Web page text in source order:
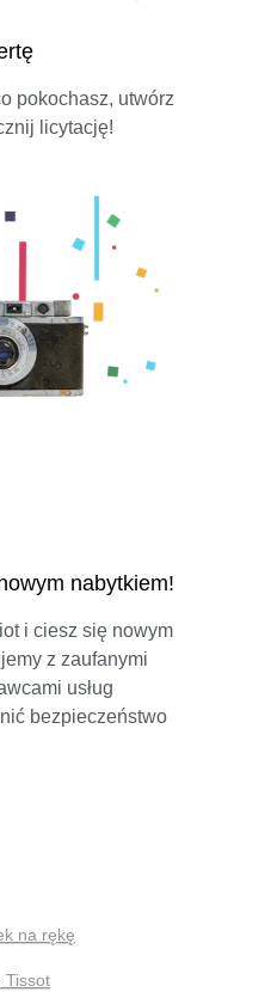
pokochasz, utwórz
licytację!
nabytkiem!
i ciesz się nowym
z zaufanymi
usług
bezpieczeństwo
na rękę
Tissot